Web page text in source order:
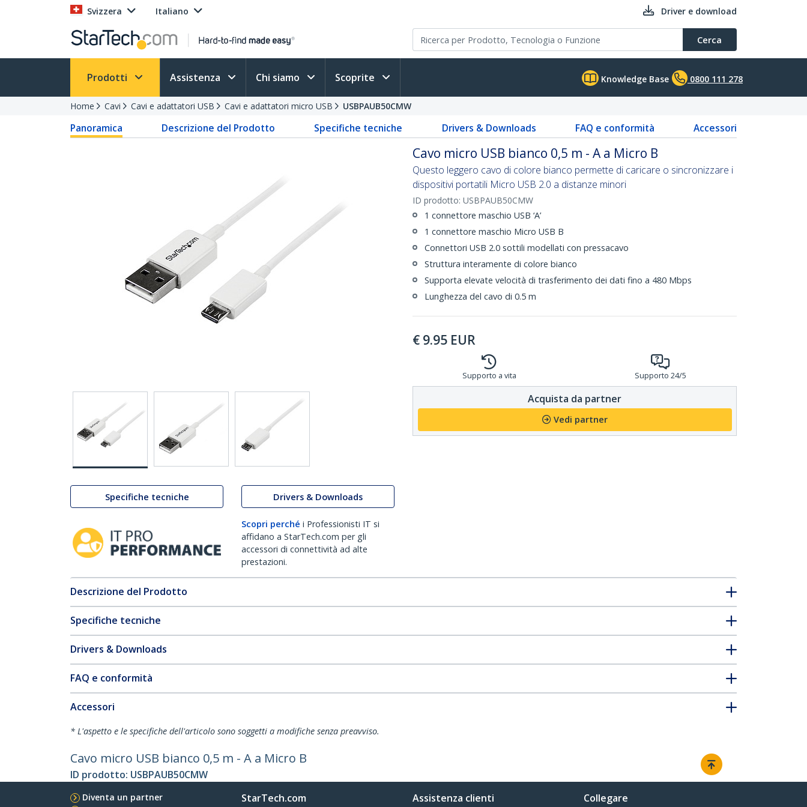
Svizzera Italiano Driver e download
Cerca
Prodotti Assistenza Chi siamo Scoprite Knowledge Base 0800 111 278
Home Cavi Cavi e adattatori USB Cavi e adattatori micro USB USBPAUB50CMW
Panoramica Descrizione del Prodotto Specifiche tecniche Drivers & Downloads FAQ e conformità Accessori
Specifiche tecniche Drivers & Downloads
Scopri perché i Professionisti IT si
affidano a StarTech.com per gli
accessori di connettività ad alte
prestazioni.
Cavo micro USB bianco 0,5 m - A a Micro B
Questo leggero cavo di colore bianco permette di caricare o sincronizzare i
dispositivi portatili Micro USB 2.0 a distanze minori
ID prodotto: USBPAUB50CMW
1 connettore maschio USB ‘A’
1 connettore maschio Micro USB B
Connettori USB 2.0 sottili modellati con pressacavo
Struttura interamente di colore bianco
Supporta elevate velocità di trasferimento dei dati fino a 480 Mbps
Lunghezza del cavo di 0.5 m
€ 9.95 EUR
Supporto a vita Supporto 24/5
Acquista da partner
Vedi partner
Descrizione del Prodotto
Specifiche tecniche
Drivers & Downloads
FAQ e conformità
Accessori
* L'aspetto e le specifiche dell'articolo sono soggetti a modifiche senza preavviso.
Cavo micro USB bianco 0,5 m - A a Micro B
ID prodotto: USBPAUB50CMW
Diventa un partner
StarTech.com Assistenza clienti Collegare